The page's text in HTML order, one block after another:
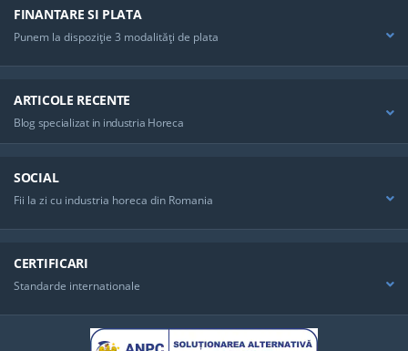
FINANTARE SI PLATA
Punem la dispoziţie 3 modalităţi de plata
ARTICOLE RECENTE
Blog specializat in industria Horeca
SOCIAL
Fii la zi cu industria horeca din Romania
CERTIFICARI
Standarde internationale